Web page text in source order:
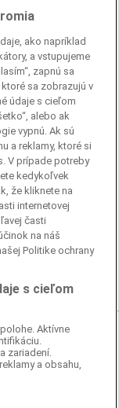
ďalšie šírenie
bez
ako napríklad
a vstupujeme
zapnú sa
sa zobrazujú v
údaje s cieľom
alebo ak
vypnú. Ak sú
a reklamy, ktoré si
V prípade potreby
kedykoľvek
že kliknete na
internetovej
časti
na náš
Politike ochrany
s cieľom
Aktívne
zariadení.
a obsahu,